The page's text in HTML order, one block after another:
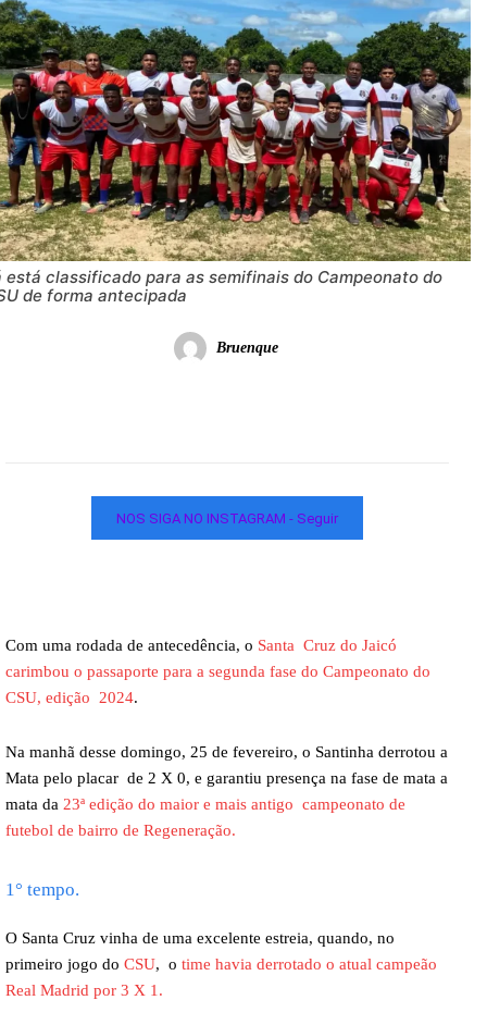
está classificado para as semifinais do Campeonato do
de forma antecipada
Bruenque
NOS SIGA NO INSTAGRAM - Seguir
Com uma rodada de antecedência, o Santa Cruz do Jaicó
carimbou o passaporte para a segunda fase do Campeonato do
CSU, edição 2024.
Na manhã desse domingo, 25 de fevereiro, o Santinha derrotou a
Mata pelo placar de 2 X 0, e garantiu presença na fase de mata a
mata da 23ª edição do maior e mais antigo campeonato de
futebol de bairro de Regeneração.
1° tempo.
O Santa Cruz vinha de uma excelente estreia, quando, no
primeiro jogo do CSU, o time havia derrotado o atual campeão
Real Madrid por 3 X 1.